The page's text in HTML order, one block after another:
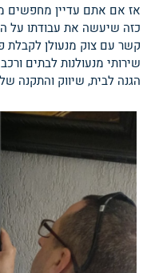
אז אם אתם עדיין מחפשים
כזה שיעשה את עבודתו על
קשר עם צוק מנעולן לקבלת
שירותי מנעולנות לבתים
הגנה לבית, שיווק והתקנה